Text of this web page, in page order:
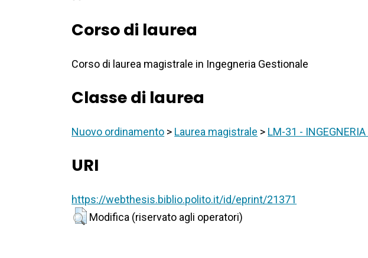
Corso di laurea
Corso di laurea magistrale in Ingegneria Gestionale
Classe di laurea
Nuovo ordinamento > Laurea magistrale > LM-31 -
URI
https://webthesis.biblio.polito.it/id/eprint/21371
Modifica (riservato agli operatori)